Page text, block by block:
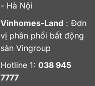
- Hà Nội
Vinhomes-Land : Đơn
vị phân phối bất động
sản Vingroup
Hotline 1: 038 945
7777